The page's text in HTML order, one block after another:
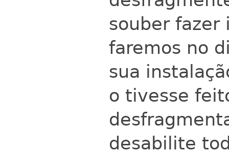
souber fazer
faremos no
sua
o tivesse
desabilite